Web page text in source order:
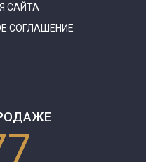
САЙТА
СОГЛАШЕНИЕ